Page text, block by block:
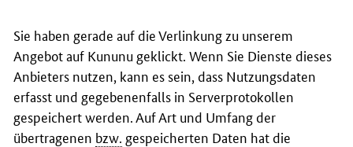
Sie haben gerade auf die Verlinkung zu unserem
Angebot auf Kununu geklickt. Wenn Sie Dienste dieses
Anbieters nutzen, kann es sein, dass Nutzungsdaten
erfasst und gegebenenfalls in Serverprotokollen
gespeichert werden. Auf Art und Umfang der
übertragenen bzw. gespeicherten Daten hat die